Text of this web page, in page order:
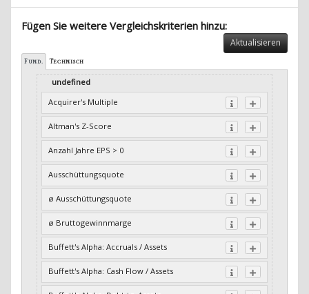
Fügen Sie weitere Vergleichskriterien hinzu:
Aktualisieren
Fund. Technisch
undefined
Acquirer's Multiple
Altman's Z-Score
Anzahl Jahre EPS > 0
Ausschüttungsquote
ø Ausschüttungsquote
ø Bruttogewinnmarge
Buffett's Alpha: Accruals / Assets
Buffett's Alpha: Cash Flow / Assets